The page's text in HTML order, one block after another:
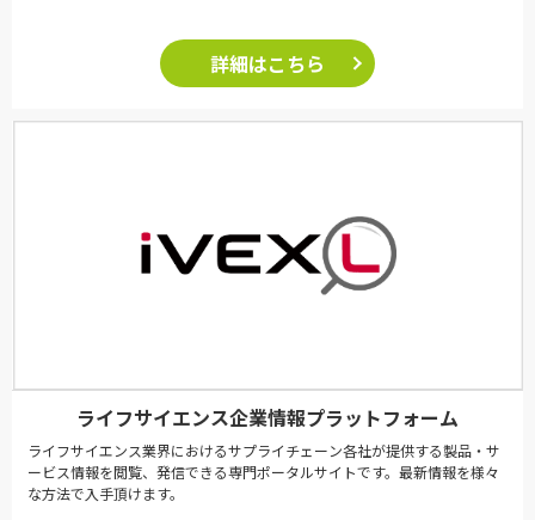
詳細はこちら
ライフサイエンス企業情報プラットフォーム
ライフサイエンス業界におけるサプライチェーン各社が提供する製品・サ
ービス情報を閲覧、発信できる専門ポータルサイトです。最新情報を様々
な方法で入手頂けます。